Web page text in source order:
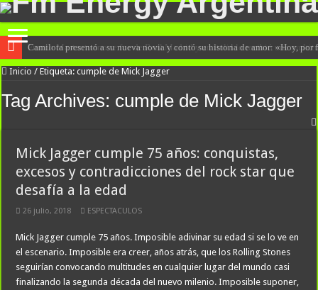
Camilota presentó a su nueva novia y contó su historia de amor: «Hoy, por
Franco Mastantuono se fue de Real Madrid y en Italia lo recibió una
Inicio / Etiqueta:cumple de Mick Jagger
Tag Archives: cumple de Mick Jagger
Mick Jagger cumple 75 años: conquistas,
excesos y contradicciones del rock star que
desafía a la edad
26 julio, 2018 ESPECTACULOS
Mick Jagger cumple 75 años. Imposible adivinar su edad si se lo ve en
el escenario. Imposible era creer, años atrás, que los Rolling Stones
seguirían convocando multitudes en cualquier lugar del mundo casi
finalizando la segunda década del nuevo milenio. Imposible suponer,